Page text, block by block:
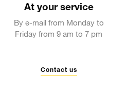
At your service
By e-mail from Monday to
Friday from 9 am to 7 pm
Contact us